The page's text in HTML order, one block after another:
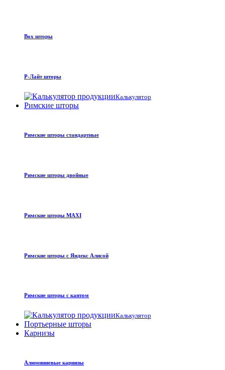
Box шторы
Р-Лайт шторы
Калькулятор
Римские шторы
Римские шторы стандартные
Римские шторы двойные
Римские шторы MAXI
Римские шторы с Яндекс Алисой
Римские шторы с кантом
Калькулятор
Портьерные шторы
Карнизы
Алюминиевые карнизы